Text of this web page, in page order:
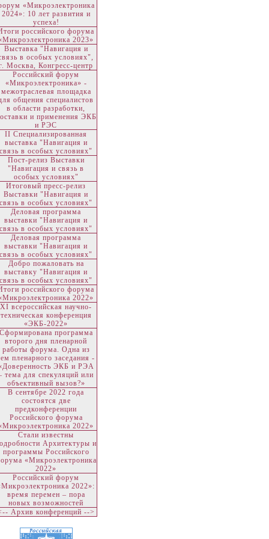
«Микроэлектроника
2024»: 10 лет развития и
успеха!
российского форума
2023»
Выставка "Навигация и
в особых условиях",
Москва, Конгресс-центр
Российский форум
«Микроэлектроника» -
межотраслевая площадка
общения специалистов
в области разработки,
и применения ЭКБ
и РЭС
II Специализированная
выставка "Навигация и
связь в особых условиях"
Пост-релиз Выставки
"Навигация и связь в
особых условиях"
Итоговый пресс-релиз
Выставки "Навигация и
связь в особых условиях"
Деловая программа
выставки "Навигация и
связь в особых условиях"
Деловая программа
выставки "Навигация и
связь в особых условиях"
Добро пожаловать на
выставку "Навигация и
связь в особых условиях"
российского форума
2022»
ХI всероссийская научно-
техническая конференция
«ЭКБ-2022»
программа
второго дня пленарной
работы форума. Одна из
пленарного заседания -
ЭКБ и РЭА
тема для спекуляций или
объективный вызов?»
В сентябре 2022 года
состоятся две
предконференции
Российского форума
2022»
Стали известны
Архитектуры и
программы Российского
«Микроэлектроника
2022»
Российский форум
2022»:
время перемен – пора
новых возможностей
Архив конференций -->